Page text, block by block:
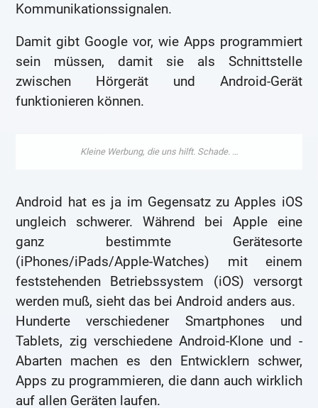
Kommunikationssignalen.
Damit gibt Google vor, wie Apps programmiert
sein müssen, damit sie als Schnittstelle
zwischen Hörgerät und Android-Gerät
funktionieren können.
Android hat es ja im Gegensatz zu Apples iOS
ungleich schwerer. Während bei Apple eine
ganz bestimmte Gerätesorte
(iPhones/iPads/Apple-Watches) mit einem
feststehenden Betriebssystem (iOS) versorgt
werden muß, sieht das bei Android anders aus.
Hunderte verschiedener Smartphones und
Tablets, zig verschiedene Android-Klone und -
Abarten machen es den Entwicklern schwer,
Apps zu programmieren, die dann auch wirklich
auf allen Geräten laufen.